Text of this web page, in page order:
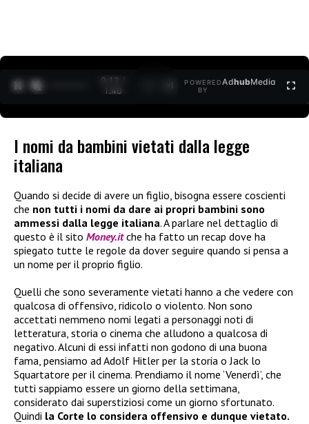
0:12 /
1:40
POWERED
BY
AdhubMedia
I nomi da bambini vietati dalla legge
italiana
Quando si decide di avere un figlio, bisogna essere coscienti
che non tutti i nomi da dare ai propri bambini sono
ammessi dalla legge italiana. A parlare nel dettaglio di
questo è il sito Money.it che ha fatto un recap dove ha
spiegato tutte le regole da dover seguire quando si pensa a
un nome per il proprio figlio.
Quelli che sono severamente vietati hanno a che vedere con
qualcosa di offensivo, ridicolo o violento. Non sono
accettati nemmeno nomi legati a personaggi noti di
letteratura, storia o cinema che alludono a qualcosa di
negativo. Alcuni di essi infatti non godono di una buona
fama, pensiamo ad Adolf Hitler per la storia o Jack lo
Squartatore per il cinema. Prendiamo il nome ‘Venerdì’, che
tutti sappiamo essere un giorno della settimana,
considerato dai superstiziosi come un giorno sfortunato.
Quindi la Corte lo considera offensivo e dunque vietato.